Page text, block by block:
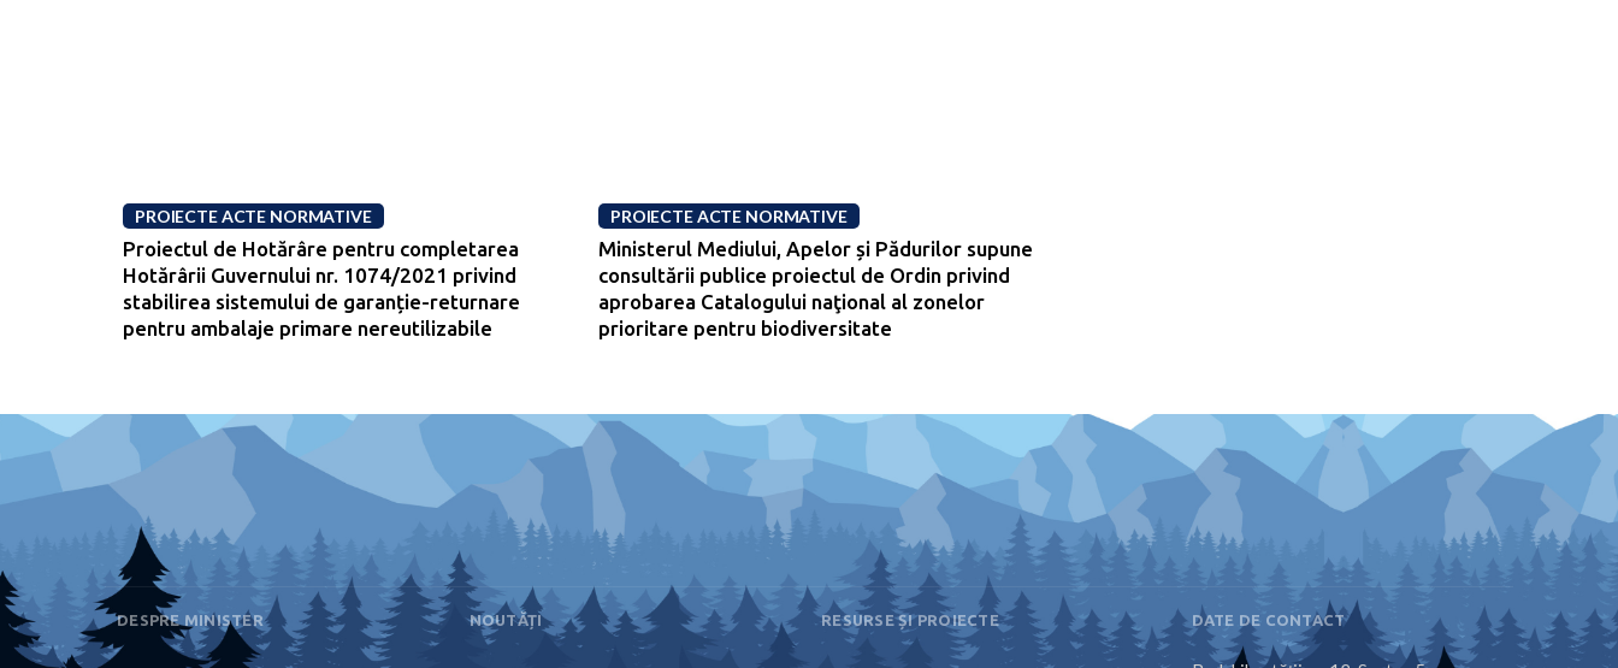
PROIECTE ACTE NORMATIVE
Proiectul de Hotărâre pentru completarea
Hotărârii Guvernului nr. 1074/2021 privind
stabilirea sistemului de garanție-returnare
pentru ambalaje primare nereutilizabile
PROIECTE ACTE NORMATIVE
Ministerul Mediului, Apelor și Pădurilor supune
consultării publice proiectul de Ordin privind
aprobarea Catalogului naţional al zonelor
prioritare pentru biodiversitate
DESPRE MINISTER NOUTĂȚI RESURSE ȘI PROIECTE DATE DE CONTACT